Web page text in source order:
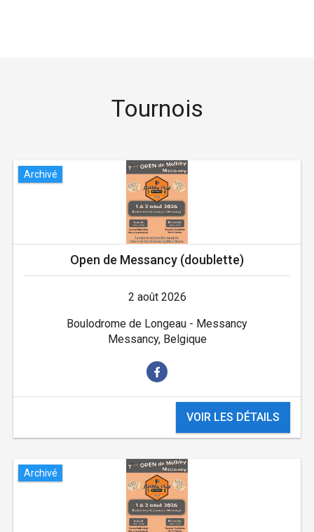
Tournois
Archivé
Open de Messancy (doublette)
2 août 2026
Boulodrome de Longeau - Messancy
Messancy, Belgique
VOIR LES DÉTAILS
Archivé